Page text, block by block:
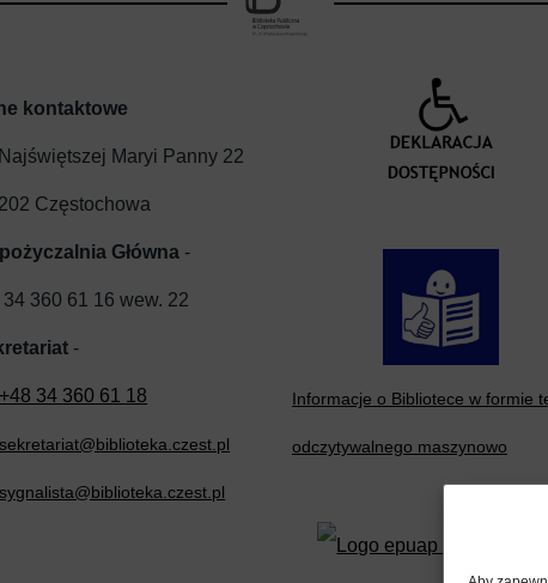
kontaktowe
Maryi Panny 22
Częstochowa
Główna -
34 360 61 16 wew. 22
-
+48 34 360 61 18
sekretariat@biblioteka.czest.pl
sygnalista@biblioteka.czest.pl
Informacje o Bibliotece w formie
odczytywalnego maszynowo